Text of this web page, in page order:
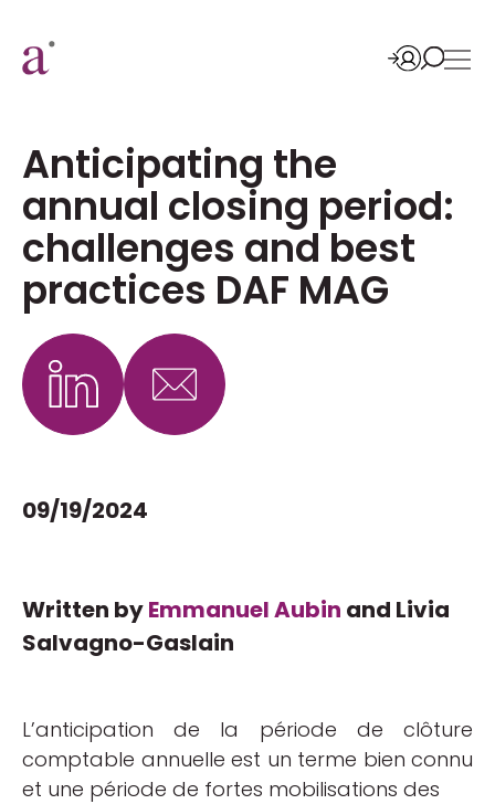
Anticipating the
annual closing period:
challenges and best
practices DAF MAG
09/19/2024
Written byEmmanuel Aubin and Livia
Salvagno-Gaslain
L’anticipation de la période de clôture
comptable annuelle est un terme bien connu
et une période de fortes mobilisations des